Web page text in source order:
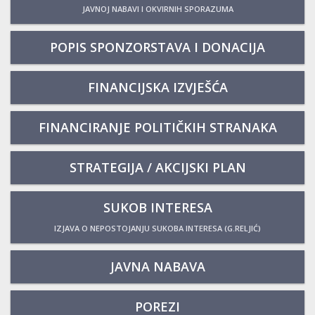
JAVNOJ NABAVI I OKVIRNIH SPORAZUMA
POPIS SPONZORSTAVA I DONACIJA
FINANCIJSKA IZVJEŠĆA
FINANCIRANJE POLITIČKIH STRANAKA
STRATEGIJA / AKCIJSKI PLAN
SUKOB INTERESA
IZJAVA O NEPOSTOJANJU SUKOBA INTERESA (G.RELJIĆ)
JAVNA NABAVA
POREZI